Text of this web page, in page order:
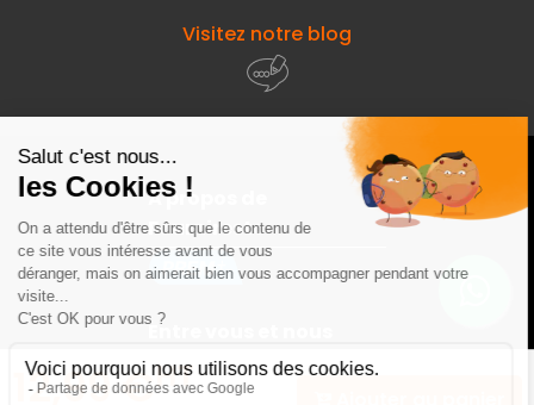
12,99 €HT
Visitez notre blog
À propos de
Fourniresto
Entre vous et nous